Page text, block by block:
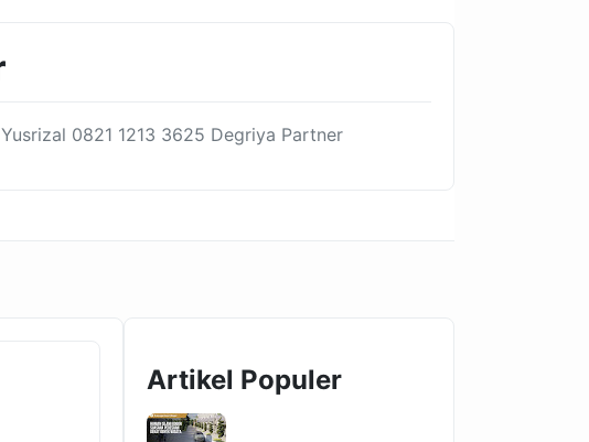
0821 1213 3625 Degriya Partner
Artikel Populer